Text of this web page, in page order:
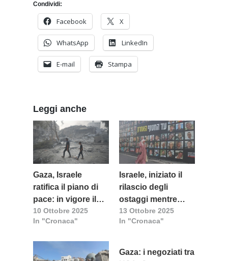
Condividi:
Facebook X
WhatsApp LinkedIn
E-mail Stampa
Leggi anche
Gaza, Israele
ratifica il piano di
pace: in vigore il
cessate il fuoco,
inizia il ritiro delle
10 Ottobre 2025
In "Cronaca"
Israele, iniziato il
rilascio degli
ostaggi mentre
continua l’esodo
dei gazawi
13 Ottobre 2025
In "Cronaca"
Gaza: i negoziati tra